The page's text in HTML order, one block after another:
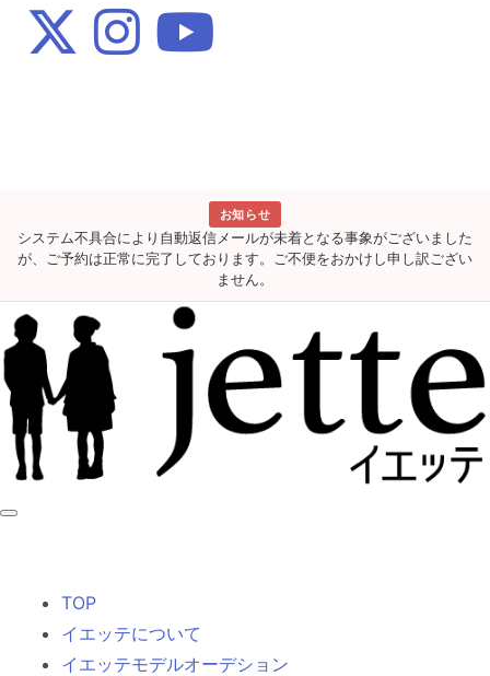
お知らせ
システム不具合により自動返信メールが未着となる事象がございました
が、ご予約は正常に完了しております。ご不便をおかけし申し訳ござい
ません。
TOP
イエッテについて
イエッテモデルオーデション